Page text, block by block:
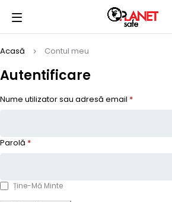
Acasă Contul meu
Autentificare
Nume utilizator sau adresă email *
Parolă *
Ține-Mă Minte